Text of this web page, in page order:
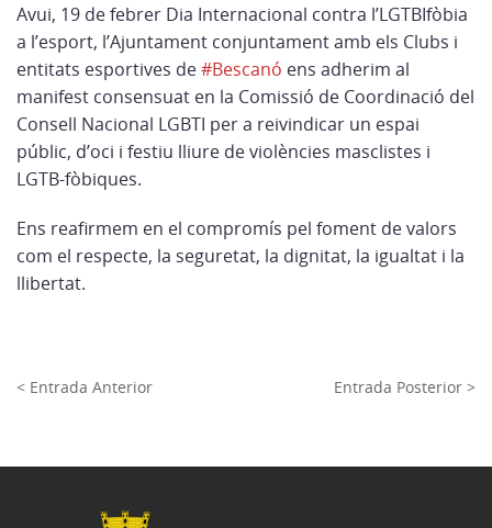
Avui, 19 de febrer Dia Internacional contra l’LGTBIfòbia
a l’esport, l’Ajuntament conjuntament amb els Clubs i
entitats esportives de#Bescanó ens adherim al
manifest consensuat en la Comissió de Coordinació del
Consell Nacional LGBTI per a reivindicar un espai
públic, d’oci i festiu lliure de violències masclistes i
LGTB-fòbiques.
Ens reafirmem en el compromís pel foment de valors
com el respecte, la seguretat, la dignitat, la igualtat i la
llibertat.
< Entrada Anterior Entrada Posterior >